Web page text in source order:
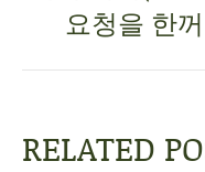
요청을 한
RELATED